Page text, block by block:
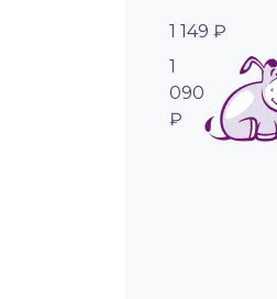
1 149 ₽
1
090
₽